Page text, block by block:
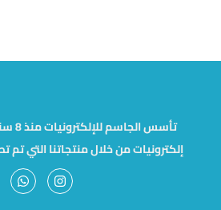
إلكترونيات من خلال منتجاتنا التي تم